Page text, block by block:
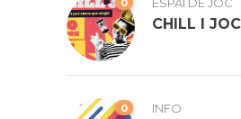
CHILL I
0 INFO